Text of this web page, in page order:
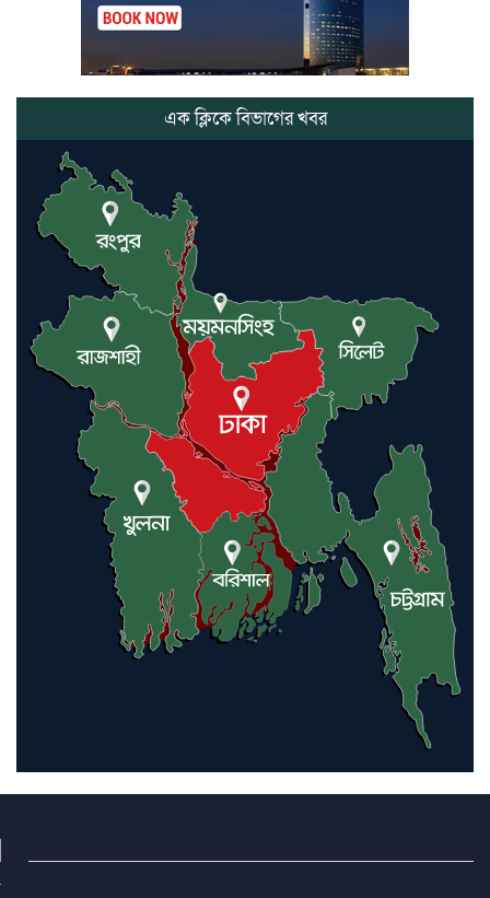
মৃত্যুতে,এলাকায় শোকের ছায়া
ভোলাগঞ্জ স্থলবন্দরে এলসি আটকে
হয়রানির অভিযোগ, বিএনপির সাবেক
সভাপতির
গলিত মরদেহ উদ্ধার
লন্ডনে আদমপুর ইউনাইটেড কলেজ
বাস্তবায়ন নিয়ে আলোচনা সভা
আন্তর্জাতিক মানবাধিকার সম্মেলনে
বিশেষ সম্মাননা পেলেন ফারুক খাঁন,
শ্রীমঙ্গলে সংবর্ধনা
এক ক্লিকে বিভাগের খবর